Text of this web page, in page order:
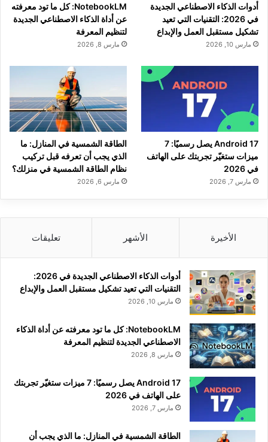
أدوات الذكاء الاصطناعي الجديدة
في 2026: التقنيات التي تعيد
تشكيل مستقبل العمل والإبداع
مارس 10, 2026
NotebookLM: كل ما تود معرفته
عن أداة الذكاء الاصطناعي الجديدة
لتنظيم المعرفة
مارس 8, 2026
Android 17 يصل رسميًا: 7
ميزات ستغيّر تجربتك على الهاتف
في 2026
مارس 7, 2026
الطاقة الشمسية في المنازل: ما
الذي يجب أن تعرفه قبل تركيب
نظام الطاقة الشمسية في منزلك؟
مارس 6, 2026
الأخيرة الأشهر تعليقات
أدوات الذكاء الاصطناعي الجديدة في 2026:
التقنيات التي تعيد تشكيل مستقبل العمل والإبداع
مارس 10, 2026
NotebookLM: كل ما تود معرفته عن أداة الذكاء
الاصطناعي الجديدة لتنظيم المعرفة
مارس 8, 2026
Android 17 يصل رسميًا: 7 ميزات ستغيّر تجربتك
على الهاتف في 2026
مارس 7, 2026
الطاقة الشمسية في المنازل: ما الذي يجب أن